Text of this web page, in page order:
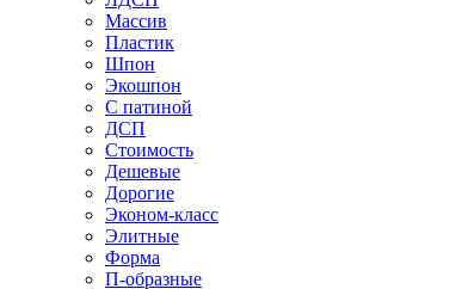
Массив
Пластик
Шпон
Экошпон
С патиной
ДСП
Стоимость
Дешевые
Дорогие
Эконом-класс
Элитные
Форма
П-образные